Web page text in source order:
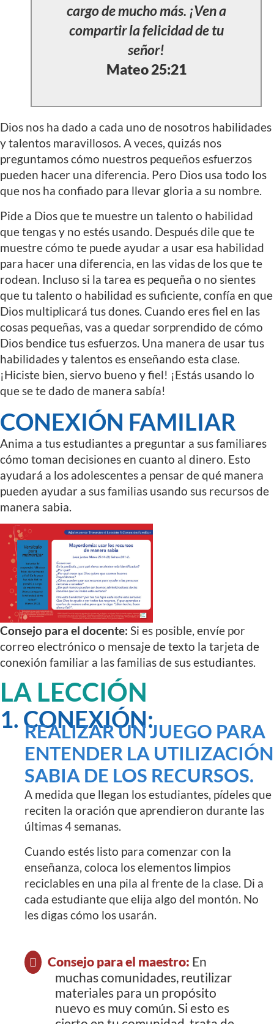
cargo de mucho más. ¡Ven a
compartir la felicidad de tu
señor!
Mateo 25:21
Dios nos ha dado a cada uno de nosotros habilidades
y talentos maravillosos. A veces, quizás nos
preguntamos cómo nuestros pequeños esfuerzos
pueden hacer una diferencia. Pero Dios usa todo los
que nos ha confiado para llevar gloria a su nombre.
Pide a Dios que te muestre un talento o habilidad
que tengas y no estés usando. Después dile que te
muestre cómo te puede ayudar a usar esa habilidad
para hacer una diferencia, en las vidas de los que te
rodean. Incluso si la tarea es pequeña o no sientes
que tu talento o habilidad es suficiente, confía en que
Dios multiplicará tus dones. Cuando eres fiel en las
cosas pequeñas, vas a quedar sorprendido de cómo
Dios bendice tus esfuerzos. Una manera de usar tus
habilidades y talentos es enseñando esta clase.
¡Hiciste bien, siervo bueno y fiel! ¡Estás usando lo
que se te dado de manera sabía!
CONEXIÓN FAMILIAR
Anima a tus estudiantes a preguntar a sus familiares
cómo toman decisiones en cuanto al dinero. Esto
ayudará a los adolescentes a pensar de qué manera
pueden ayudar a sus familias usando sus recursos de
manera sabia.
Consejo para el docente: Si es posible, envíe por
correo electrónico o mensaje de texto la tarjeta de
conexión familiar a las familias de sus estudiantes.
LA LECCIÓN
1. CONEXIÓN:
REALIZAR UN JUEGO PARA
ENTENDER LA UTILIZACIÓN
SABIA DE LOS RECURSOS.
A medida que llegan los estudiantes, pídeles que
reciten la oración que aprendieron durante las
últimas 4 semanas.
Cuando estés listo para comenzar con la
enseñanza, coloca los elementos limpios
reciclables en una pila al frente de la clase. Di a
cada estudiante que elija algo del montón. No
les digas cómo los usarán.
Consejo para el maestro: En
muchas comunidades, reutilizar
materiales para un propósito
nuevo es muy común. Si esto es